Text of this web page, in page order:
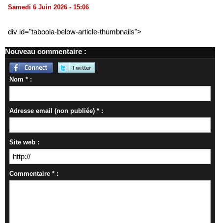
Samedi 6 Juin 2026 - 15:06
div id="taboola-below-article-thumbnails">
Nouveau commentaire :
Nom * :
Adresse email (non publiée) * :
Site web :
Commentaire * :